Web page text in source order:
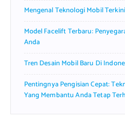
Mengenal Teknologi Mobil
Model Facelift Terbaru:
Anda
Tren Desain Mobil Baru Di
Pentingnya Pengisian Cepat:
Yang Membantu Anda Tetap